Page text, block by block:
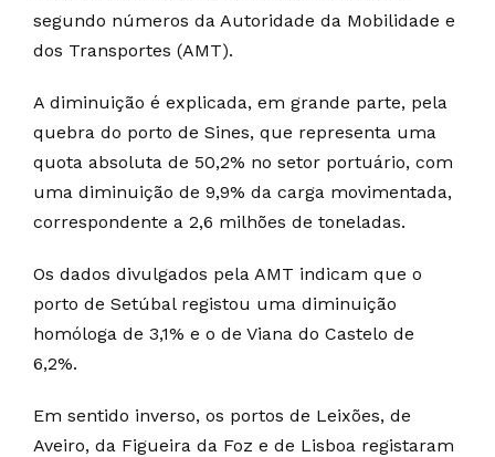
segundo números da Autoridade da Mobilidade e
dos Transportes (AMT).
A diminuição é explicada, em grande parte, pela
quebra do porto de Sines, que representa uma
quota absoluta de 50,2% no setor portuário, com
uma diminuição de 9,9% da carga movimentada,
correspondente a 2,6 milhões de toneladas.
Os dados divulgados pela AMT indicam que o
porto de Setúbal registou uma diminuição
homóloga de 3,1% e o de Viana do Castelo de
6,2%.
Em sentido inverso, os portos de Leixões, de
Aveiro, da Figueira da Foz e de Lisboa registaram